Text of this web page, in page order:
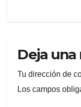
Deja
Tu dirección de
Los campos